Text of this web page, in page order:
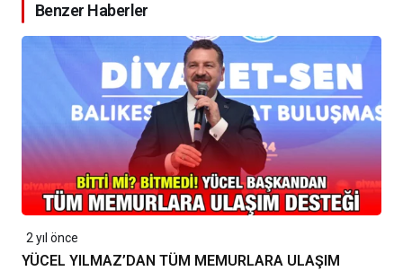
Benzer Haberler
2 yıl önce
YÜCEL YILMAZ’DAN TÜM MEMURLARA ULAŞIM